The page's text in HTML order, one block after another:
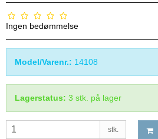
Ingen bedømmelse
Model/Varenr.: 14108
Lagerstatus: 3 stk. på lager
stk.